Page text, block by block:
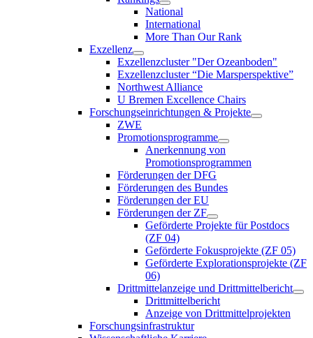
National
International
More Than Our Rank
Exzellenz
Exzellenzcluster "Der Ozeanboden"
Exzellenzcluster “Die Marsperspektive”
Northwest Alliance
U Bremen Excellence Chairs
Forschungseinrichtungen & Projekte
ZWE
Promotionsprogramme
Anerkennung von
Promotionsprogrammen
Förderungen der DFG
Förderungen des Bundes
Förderungen der EU
Förderungen der ZF
Geförderte Projekte für Postdocs
(ZF 04)
Geförderte Fokusprojekte (ZF 05)
Geförderte Explorationsprojekte (ZF
06)
Drittmittelanzeige und Drittmittelbericht
Drittmittelbericht
Anzeige von Drittmittelprojekten
Forschungsinfrastruktur